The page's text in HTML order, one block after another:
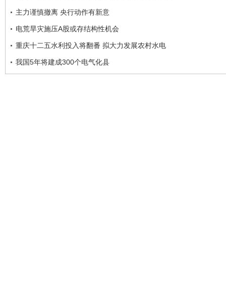
主力谨慎撤离 央行动作有新意
电荒旱灾施压A股或存结构性机会
重庆十二五水利投入将翻番 拟大力发展农村水电
我国5年将建成300个电气化县